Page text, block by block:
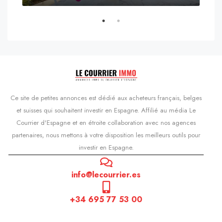
Ce site de petites annonces est dédié aux acheteurs français, belges
et suisses qui souhaitent investir en Espagne. Affilié au média Le
Courrier d'Espagne et en étroite collaboration avec nos agences
partenaires, nous mettons à votre disposition les meilleurs outils pour
investir en Espagne.
info@lecourrier.es
+34 695 77 53 00